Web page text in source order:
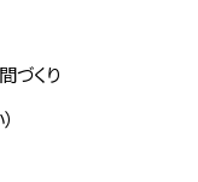
づくり